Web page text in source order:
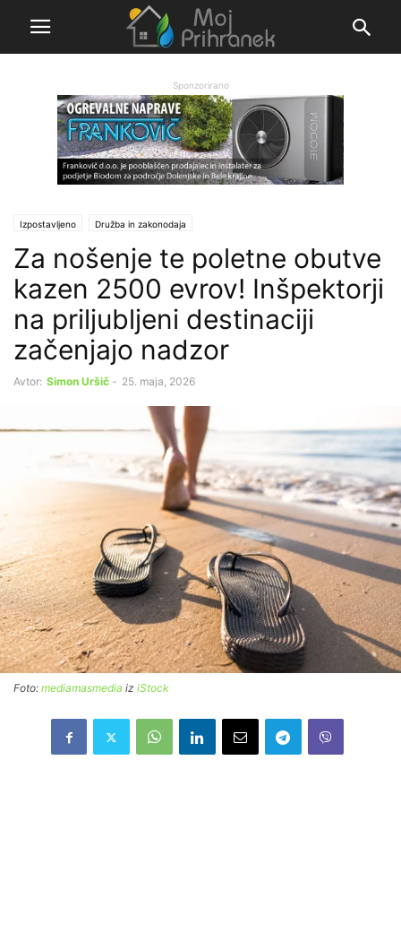
Sponzorirano
Izpostavljeno Družba in zakonodaja
Za nošenje te poletne obutve
kazen 2500 evrov! Inšpektorji
na priljubljeni destinaciji
začenjajo nadzor
Avtor: Simon Uršič - 25. maja, 2026
Foto: mediamasmedia iz iStock